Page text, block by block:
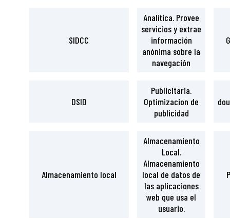
SIDCC
Analítica. Provee
servicios y extrae
información
anónima sobre la
navegación
DSID
Publicitaria.
Optimizacion de
publicidad
Almacenamiento local
Almacenamiento
Local.
Almacenamiento
local de datos de
las aplicaciones
web que usa el
usuario.